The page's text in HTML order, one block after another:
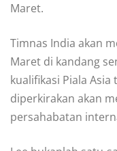
Maret.
Timnas India akan
Maret di kandang
kualifikasi Piala
diperkirakan akan
persahabatan